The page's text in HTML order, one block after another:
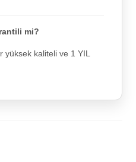
mi?
yüksek kaliteli ve 1 YIL